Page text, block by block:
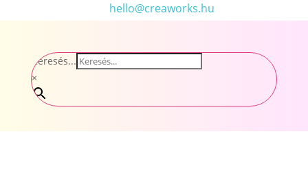
hello@creaworks.hu
Keresés...
×